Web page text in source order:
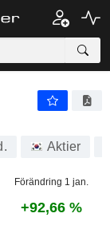
Aktier
Förändring 1 jan.
+92,66 %